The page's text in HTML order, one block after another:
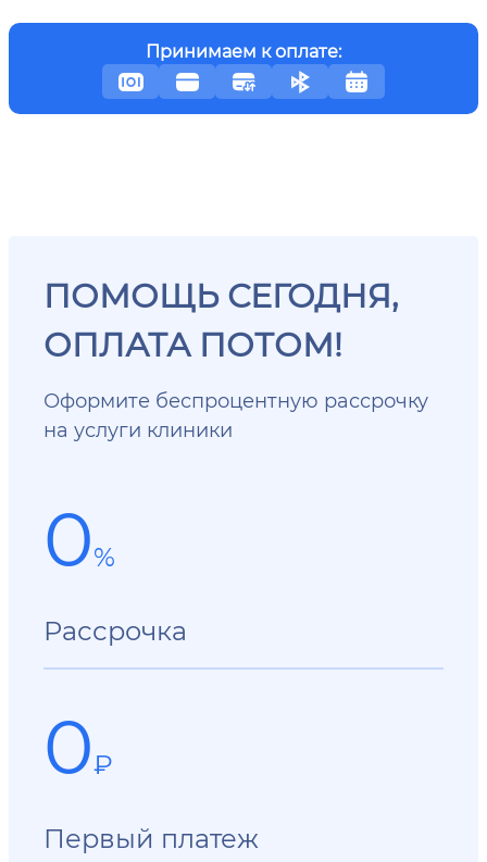
Принимаем к оплате:
ПОМОЩЬ СЕГОДНЯ,
ОПЛАТА ПОТОМ!
Оформите беспроцентную рассрочку
на услуги клиники
0%
Рассрочка
0₽
Первый платеж